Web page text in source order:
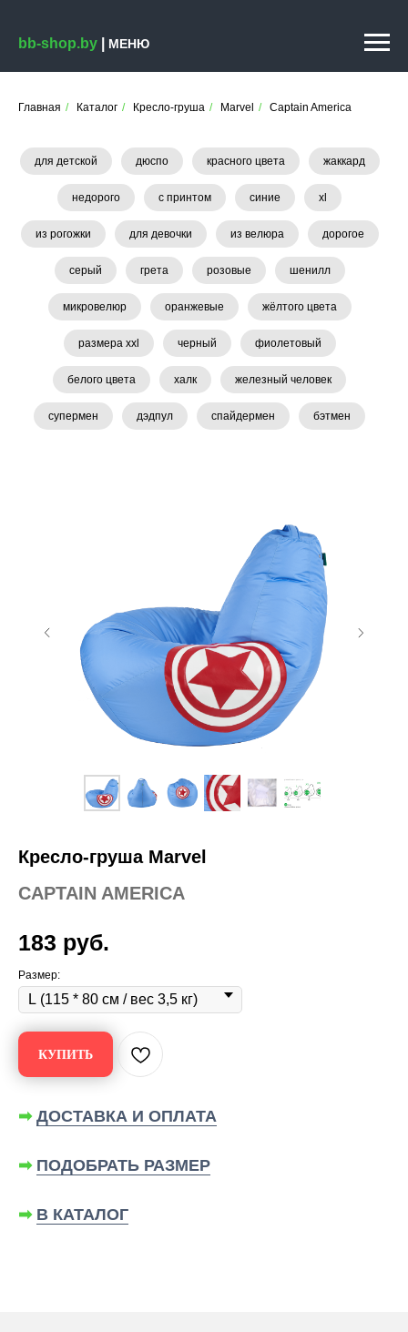
bb-shop.by МЕНЮ
Главная / Каталог / Кресло-груша / Marvel / Captain America
для детской дюспо красного цвета жаккард
недорого с принтом синие xl
из рогожки для девочки из велюра дорогое
серый грета розовые шенилл
микровелюр оранжевые жёлтого цвета
размера xxl черный фиолетовый
белого цвета халк железный человек
супермен дэдпул спайдермен бэтмен
Кресло-груша Marvel
CAPTAIN AMERICA
183 руб.
Размер:
КУПИТЬ
➡ ДОСТАВКА И ОПЛАТА
➡ ПОДОБРАТЬ РАЗМЕР
➡ В КАТАЛОГ